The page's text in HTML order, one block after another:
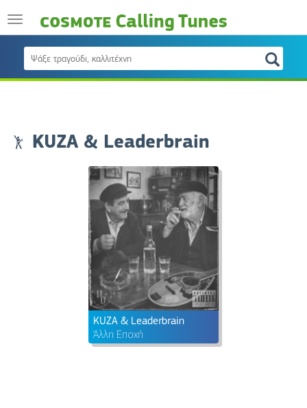
KUZA & Leaderbrain
KUZA & Leaderbrain
Άλλη Εποχή